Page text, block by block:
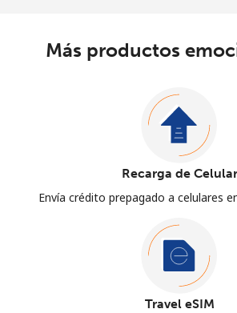
Más productos
Recarga de Celular
Envía crédito prepagado a celulares
Travel eSIM